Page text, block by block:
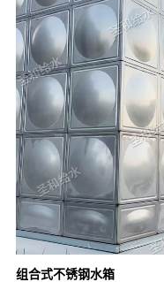
新闻资讯
在线留言
联系我们
组合式不锈钢水箱